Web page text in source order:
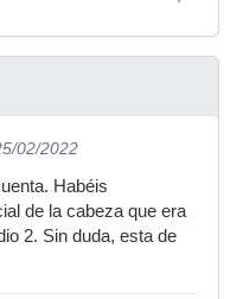
02/2022
Habéis
de la cabeza que era
2. Sin duda, esta de